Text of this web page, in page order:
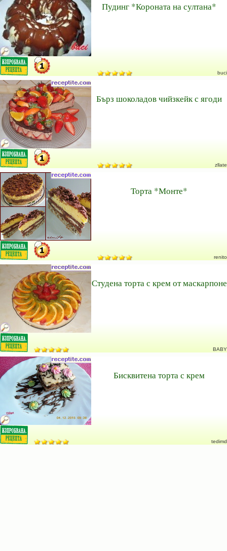
Пудинг *Короната на султана*
buci
Бърз шоколадов чийзкейк с ягоди
zllate
Торта *Монте*
renito
Студена торта с крем от маскарпоне
BABY
Бисквитена торта с крем
tedimd